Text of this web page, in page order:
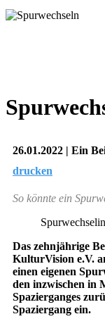
26.01.2022 | Ein
drucken
So könnte ein
Das zehnjährige
KulturVision e.V.
einen eigenen
den inzwischen in
Spazierganges
Spaziergang ein.